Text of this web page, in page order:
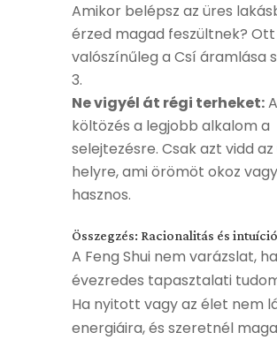
Amikor belépsz az üres
érzed magad feszültnek? Ott
valószínűleg a Csí áramlása
Ne vigyél át régi terheket:A
költözés a legjobb alkalom a
selejtezésre. Csak azt vidd az
helyre, ami örömöt okoz vagy
hasznos.
Összegzés: Racionalitás és intuíció
A Feng Shui nem varázslat,
évezredes tapasztalati
Ha nyitott vagy az élet nem
energiáira, és szeretnél